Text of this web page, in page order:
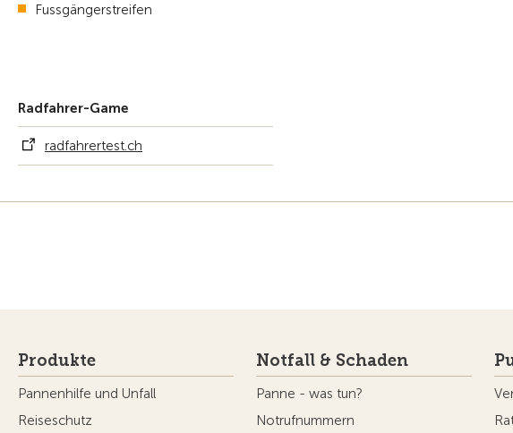
Fussgängerstreifen
Radfahrer-Game
radfahrertest.ch
Produkte
Pannenhilfe und Unfall
Reiseschutz
Notfall & Schaden
Panne - was tun?
Notrufnummern